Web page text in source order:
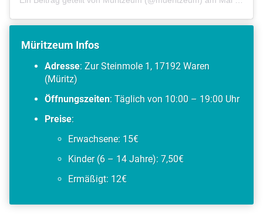
Müritzeum Infos
Adresse: Zur Steinmole 1, 17192 Waren
(Müritz)
Öffnungszeiten: Täglich von 10:00 – 19:00 Uhr
Preise:
Erwachsene: 15€
Kinder (6 – 14 Jahre): 7,50€
Ermäßigt: 12€